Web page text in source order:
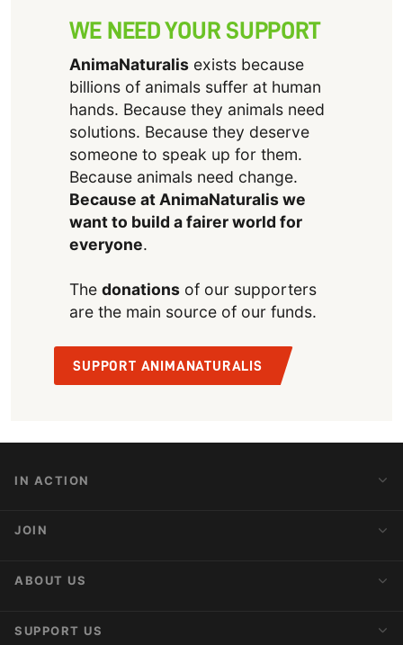
WE NEED YOUR SUPPORT
AnimaNaturalisexists because
billions of animals suffer at human
hands. Because they animals need
solutions. Because they deserve
someone to speak up for them.
Because animals need change.
Because at AnimaNaturalis we
want to build a fairer world for
everyone.
The donationsof our supporters
are the main source of our funds.
SUPPORT ANIMANATURALIS
IN ACTION
Action Alerts
JOIN
Activist Network
ABOUT US
About AnimaNaturalis
SUPPORT US